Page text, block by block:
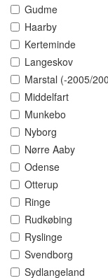
Gudme
Haarby
Kerteminde
Langeskov
Marstal (-2005/
Middelfart
Munkebo
Nyborg
Nørre Aaby
Odense
Otterup
Ringe
Rudkøbing
Ryslinge
Svendborg
Sydlangeland